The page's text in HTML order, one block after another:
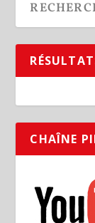
CHAÎNE